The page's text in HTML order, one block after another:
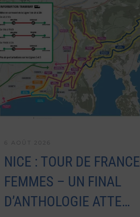
NICE : TOUR DE FRANCE
FEMMES – UN FINAL
D’ANTHOLOGIE ATTE…